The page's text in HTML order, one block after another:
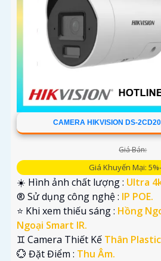
CAMERA HIKVISION DS-
Giá Bán:
Giá Khuyến Mại:
☀️ Hình ảnh chất lượng : Ultra 4k
®️ Sử dụng công nghệ : IP POE.
⭐ Khi xem thiếu sáng : Hồng
Ngoại Smart IR.
♊ Camera Thiết Kế Thân
️💮 Đặt Điểm : Thu Âm.